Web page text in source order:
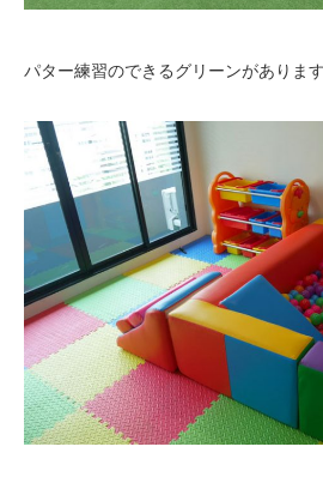
パター練習のできるグリーンがあります